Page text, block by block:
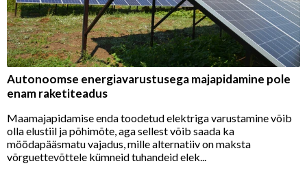
Autonoomse energiavarustusega majapidamine pole
enam raketiteadus
Maamajapidamise enda toodetud elektriga varustamine võib
olla elustiil ja põhimõte, aga sellest võib saada ka
möödapääsmatu vajadus, mille alternatiiv on maksta
võrguettevõttele kümneid tuhandeid elek...